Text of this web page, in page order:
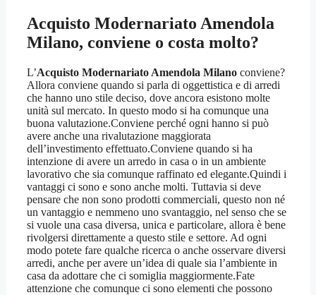
Acquisto Modernariato Amendola
Milano, conviene o costa molto?
L’Acquisto Modernariato Amendola Milano conviene?
Allora conviene quando si parla di oggettistica e di arredi
che hanno uno stile deciso, dove ancora esistono molte
unità sul mercato. In questo modo si ha comunque una
buona valutazione.Conviene perché ogni hanno si può
avere anche una rivalutazione maggiorata
dell’investimento effettuato.Conviene quando si ha
intenzione di avere un arredo in casa o in un ambiente
lavorativo che sia comunque raffinato ed elegante.Quindi i
vantaggi ci sono e sono anche molti. Tuttavia si deve
pensare che non sono prodotti commerciali, questo non né
un vantaggio e nemmeno uno svantaggio, nel senso che se
si vuole una casa diversa, unica e particolare, allora è bene
rivolgersi direttamente a questo stile e settore. Ad ogni
modo potete fare qualche ricerca o anche osservare diversi
arredi, anche per avere un’idea di quale sia l’ambiente in
casa da adottare che ci somiglia maggiormente.Fate
attenzione che comunque ci sono elementi che possono